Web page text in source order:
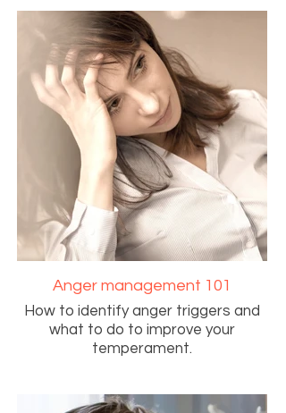
Anger management 101
How to identify anger triggers and
what to do to improve your
temperament.